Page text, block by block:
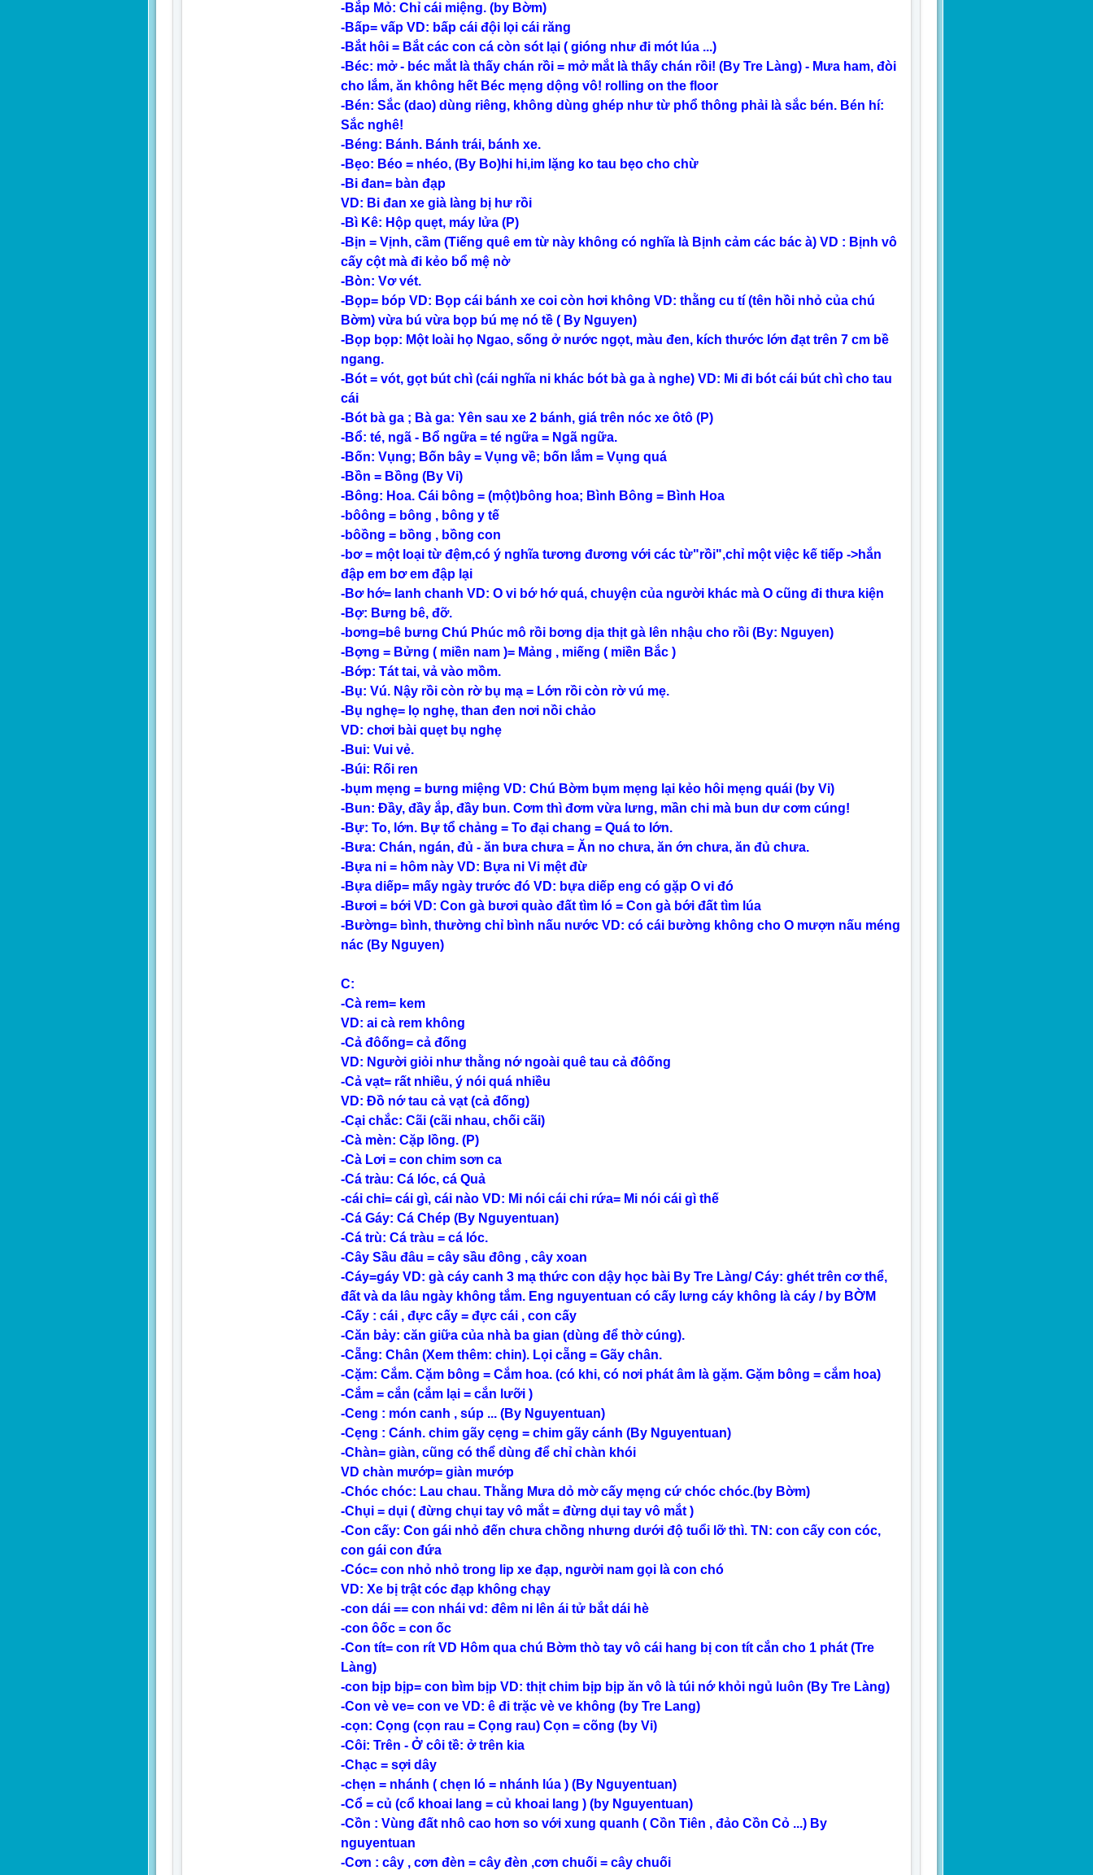
-Bắp Mỏ: Chỉ cái miệng. (by Bờm)
-Bấp= vấp VD: bấp cái đội lọi cái răng
-Bắt hôi = Bắt các con cá còn sót lại ( gióng như đi mót lúa ...)
-Béc: mở - béc mắt là thấy chán rồi = mở mắt là thấy chán rồi! (By Tre Làng) - Mưa ham, đòi
cho lắm, ăn không hết Béc mẹng dộng vô! rolling on the floor
-Bén: Sắc (dao) dùng riêng, không dùng ghép như từ phổ thông phải là sắc bén. Bén hí:
Sắc nghê!
-Béng: Bánh. Bánh trái, bánh xe.
-Bẹo: Béo = nhéo, (By Bo)hi hi,im lặng ko tau bẹo cho chừ
-Bi đan= bàn đạp
VD: Bi đan xe già làng bị hư rồi
-Bì Kê: Hộp quẹt, máy lửa (P)
-Bịn = Vịnh, cầm (Tiếng quê em từ này không có nghĩa là Bịnh cảm các bác à) VD : Bịnh vô
cấy cột mà đi kẻo bổ mệ nờ
-Bòn: Vơ vét.
-Bọp= bóp VD: Bọp cái bánh xe coi còn hơi không VD: thằng cu tí (tên hồi nhỏ của chú
Bờm) vừa bú vừa bọp bú mẹ nó tề ( By Nguyen)
-Bọp bọp: Một loài họ Ngao, sống ở nước ngọt, màu đen, kích thước lớn đạt trên 7 cm bề
ngang.
-Bót = vót, gọt bút chì (cái nghĩa ni khác bót bà ga à nghe) VD: Mi đi bót cái bút chì cho tau
cái
-Bót bà ga ; Bà ga: Yên sau xe 2 bánh, giá trên nóc xe ôtô (P)
-Bổ: té, ngã - Bổ ngữa = té ngữa = Ngã ngữa.
-Bốn: Vụng; Bốn bây = Vụng về; bốn lắm = Vụng quá
-Bồn = Bồng (By Vi)
-Bông: Hoa. Cái bông = (một)bông hoa; Bình Bông = Bình Hoa
-bôông = bông , bông y tế
-bôồng = bồng , bồng con
-bơ = một loại từ đệm,có ý nghĩa tương đương với các từ"rồi",chỉ một việc kế tiếp ->hắn
đập em bơ em đập lại
-Bơ hớ= lanh chanh VD: O vi bớ hớ quá, chuyện của người khác mà O cũng đi thưa kiện
-Bợ: Bưng bê, đỡ.
-bơng=bê bưng Chú Phúc mô rồi bơng dịa thịt gà lên nhậu cho rồi (By: Nguyen)
-Bợng = Bửng ( miền nam )= Mảng , miếng ( miền Bắc )
-Bớp: Tát tai, vả vào mồm.
-Bụ: Vú. Nậy rồi còn rờ bụ mạ = Lớn rồi còn rờ vú mẹ.
-Bụ nghẹ= lọ nghẹ, than đen nơi nồi chảo
VD: chơi bài quẹt bụ nghẹ
-Bui: Vui vẻ.
-Búi: Rối ren
-bụm mẹng = bưng miệng VD: Chú Bờm bụm mẹng lại kẻo hôi mẹng quái (by Vi)
-Bun: Đầy, đầy ắp, đầy bun. Cơm thì đơm vừa lưng, mần chi mà bun dư cơm cúng!
-Bự: To, lớn. Bự tổ chảng = To đại chang = Quá to lớn.
-Bưa: Chán, ngán, đủ - ăn bưa chưa = Ăn no chưa, ăn ớn chưa, ăn đủ chưa.
-Bựa ni = hôm này VD: Bựa ni Vi mệt đừ
-Bựa diếp= mấy ngày trước đó VD: bựa diếp eng có gặp O vi đó
-Bươi = bới VD: Con gà bươi quào đất tìm ló = Con gà bới đất tìm lúa
-Bường= bình, thường chỉ bình nấu nước VD: có cái bường không cho O mượn nấu méng
nác (By Nguyen)
C:
-Cà rem= kem
VD: ai cà rem không
-Cả đôống= cả đống
VD: Người giỏi như thằng nớ ngoài quê tau cả đôống
-Cả vạt= rất nhiều, ý nói quá nhiều
VD: Đồ nớ tau cả vạt (cả đống)
-Cại chắc: Cãi (cãi nhau, chối cãi)
-Cà mèn: Cặp lồng. (P)
-Cà Lơi = con chim sơn ca
-Cá tràu: Cá lóc, cá Quả
-cái chi= cái gì, cái nào VD: Mi nói cái chi rứa= Mi nói cái gì thế
-Cá Gáy: Cá Chép (By Nguyentuan)
-Cá trù: Cá tràu = cá lóc.
-Cây Sầu đâu = cây sầu đông , cây xoan
-Cáy=gáy VD: gà cáy canh 3 mạ thức con dậy học bài By Tre Làng/ Cáy: ghét trên cơ thể,
đất và da lâu ngày không tắm. Eng nguyentuan có cấy lưng cáy không là cáy / by BỜM
-Cấy : cái , đực cấy = đực cái , con cấy
-Căn bảy: căn giữa của nhà ba gian (dùng để thờ cúng).
-Cẵng: Chân (Xem thêm: chin). Lọi cẵng = Gãy chân.
-Cặm: Cắm. Cặm bông = Cắm hoa. (có khi, có nơi phát âm là gặm. Gặm bông = cắm hoa)
-Cắm = cắn (cắm lại = cắn lưỡi )
-Ceng : món canh , súp ... (By Nguyentuan)
-Cẹng : Cánh. chim gãy cẹng = chim gãy cánh (By Nguyentuan)
-Chàn= giàn, cũng có thể dùng để chỉ chàn khói
VD chàn mướp= giàn mướp
-Chóc chóc: Lau chau. Thằng Mưa dỏ mờ cấy mẹng cứ chóc chóc.(by Bờm)
-Chụi = dụi ( đừng chụi tay vô mắt = đừng dụi tay vô mắt )
-Con cấy: Con gái nhỏ đến chưa chồng nhưng dưới độ tuổi lỡ thì. TN: con cấy con cóc,
con gái con đứa
-Cóc= con nhỏ nhỏ trong lip xe đạp, người nam gọi là con chó
VD: Xe bị trật cóc đạp không chạy
-con dái == con nhái vd: đêm ni lên ái tử bắt dái hè
-con ôốc = con ốc
-Con tít= con rít VD Hôm qua chú Bờm thò tay vô cái hang bị con tít cắn cho 1 phát (Tre
Làng)
-con bịp bịp= con bìm bịp VD: thịt chim bịp bịp ăn vô là túi nớ khỏi ngủ luôn (By Tre Làng)
-Con vè ve= con ve VD: ê đi trặc vè ve không (by Tre Lang)
-cọn: Cọng (cọn rau = Cọng rau) Cọn = cõng (by Vi)
-Côi: Trên - Ở côi tề: ở trên kia
-Chạc = sợi dây
-chẹn = nhánh ( chẹn ló = nhánh lúa ) (By Nguyentuan)
-Cổ = củ (cổ khoai lang = củ khoai lang ) (by Nguyentuan)
-Cồn : Vùng đất nhô cao hơn so với xung quanh ( Cồn Tiên , đảo Cồn Cỏ ...) By
nguyentuan
-Cơn : cây , cơn đèn = cây đèn ,cơn chuối = cây chuối